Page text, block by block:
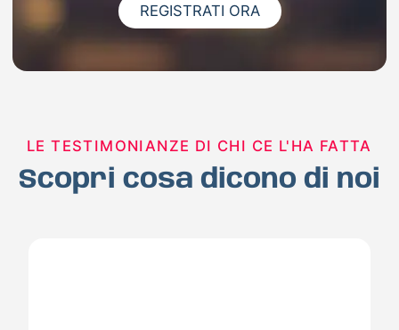
REGISTRATI ORA
LE TESTIMONIANZE DI CHI CE L'HA FATTA
Scopri cosa dicono di noi